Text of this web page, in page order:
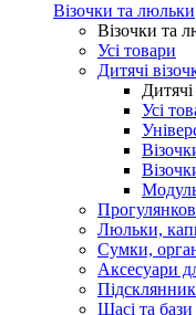
Візочки та люльки
Візочки та
Усі товари
Дитячі
Дитячі
Усі
Люльки,
Сумки,
Аксесуари
Шасі та бази